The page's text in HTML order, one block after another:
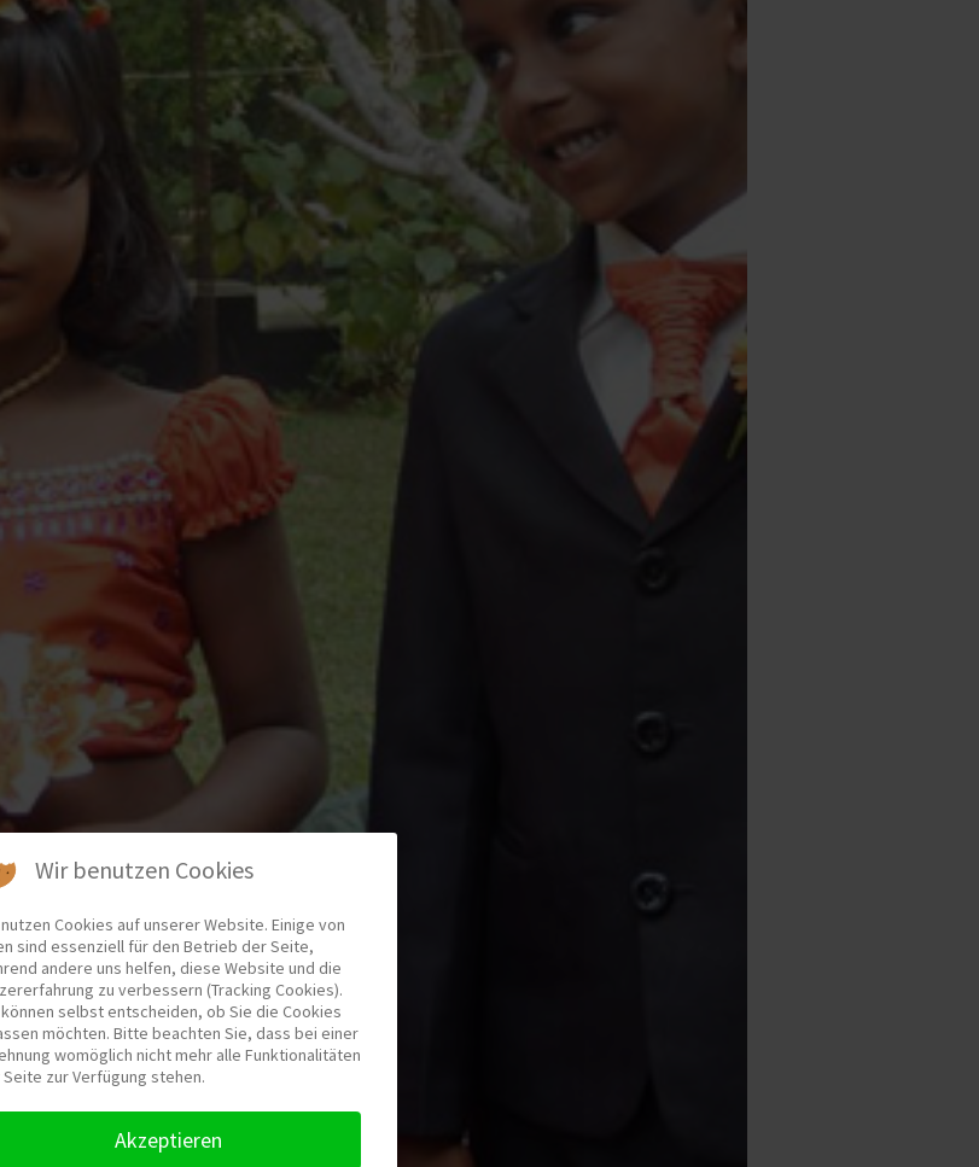
Wir benutzen Cookies
Cookies auf unserer Website. Einige von
sind essenziell für den Betrieb der Seite,
andere uns helfen, diese Website und die
zu verbessern (Tracking Cookies).
selbst entscheiden, ob Sie die Cookies
möchten. Bitte beachten Sie, dass bei einer
womöglich nicht mehr alle Funktionalitäten
zur Verfügung stehen.
Akzeptieren